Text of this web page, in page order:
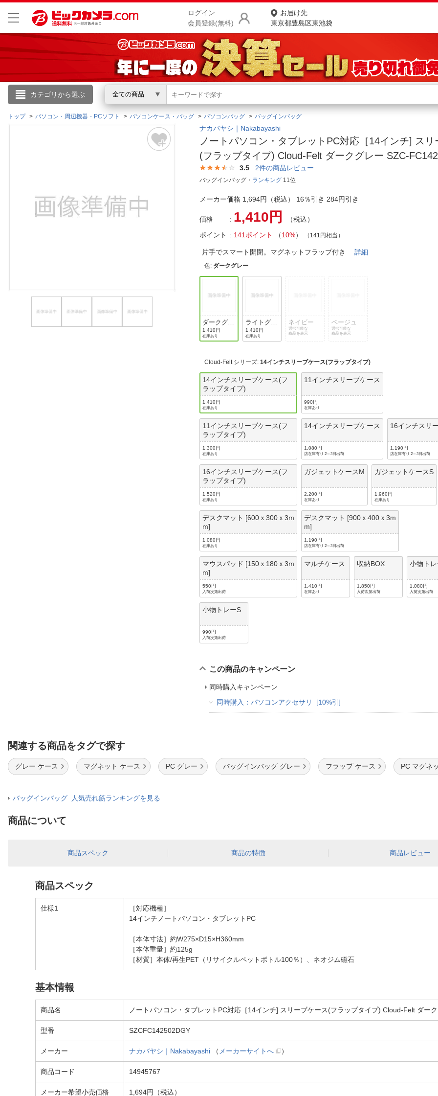
ログイン
会員登録(無料)
お届け先
東京都豊島区東池袋
カテゴリから選ぶ 全ての商品
こんにちは
ログイン
閲覧履歴
商品をさがす
ランキングからさがす
カテゴリ一覧からさがす
お客様サポート
よくある質問・お問合せ
トップ パソコン・周辺機器・PCソフト パソコンケース・バッグ パソコンバッグ バッグインバッグ
ナカバヤシ｜Nakabayashi
ノートパソコン・タブレットPC対応［14インチ] ス
(フラップタイプ) Cloud-Felt ダークグレー SZC-
3.5 2件の商品レビュー
バッグインバッグ・ ランキング 11位
メーカー価格 1,694円（税込） 16％引き 284円引き
価格 1,410円
（税込）
ポイント
141ポイント （10%） （141円相当）
片手でスマート開閉。マグネットフラップ付き詳細
色: ダークグレー
ダークグレ
ー
1,410円
在庫あり
ライトグレ
ー
1,410円
在庫あり
ネイビー
選択可能な
商品を表示
ベージュ
選択可能な
商品を表示
Cloud-Felt シリーズ:14インチスリーブケース(フラップタイプ)
14インチスリーブケース(フ
ラップタイプ)
1,410円
在庫あり
11インチスリーブケース
990円
在庫あり
11インチスリーブケース(フ
ラップタイプ)
1,300円
在庫あり
14インチスリーブケース
1,080円
店在庫有り 2～3日出荷
16インチスリ
1,190円
店在庫有り 2～3日出荷
16インチスリーブケース(フ
ラップタイプ)
1,520円
在庫あり
ガジェットケースM
2,200円
在庫あり
ガジェットケースS
1,960円
在庫あり
デスクマット [600ｘ300ｘ3m
m]
1,080円
在庫あり
デスクマット [900ｘ400ｘ3m
m]
1,190円
店在庫有り 2～3日出荷
マウスパッド [150ｘ180ｘ3m
m]
550円
入荷次第出荷
マルチケース
1,410円
在庫あり
収納BOX
1,850円
入荷次第出荷
小物ト
1,080円
入荷次第出荷
小物トレーS
990円
入荷次第出荷
この商品のキャンペーン
同時購入キャンペーン
同時購入：パソコンアクセサリ [10%引]
関連する商品をタグで探す
グレー ケース マグネット ケース PC グレー バッグインバッグ グレー フラップ ケース PC マグネ
バッグインバッグ 人気売れ筋ランキングを見る
商品について
商品スペック 商品の特徴 商品レビュー
商品スペック
仕様1
［対応機種］
14インチノートパソコン・タブレットPC
［本体寸法］約W275×D15×H360mm
［本体重量］約125g
［材質］本体/再生PET（リサイクルペットボトル100％）、ネオジム磁石
基本情報
商品名 ノートパソコン・タブレットPC対応［14インチ] スリーブケース(フラップタイプ) Cloud-Felt ダー
型番 SZCFC142502DGY
メーカー ナカバヤシ｜Nakabayashi （ メーカーサイトへ ）
商品コード 14945767
メーカー希望小売価格 1,694円（税込）